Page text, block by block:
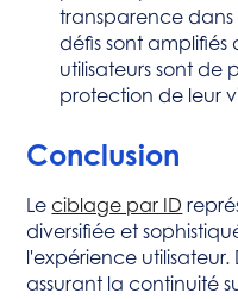
transparence dans
défis sont
utilisateurs sont de
protection de leur
Conclusion
Leciblage par ID
diversifiée et
l'expérience utilisateur.
assurant la continuité